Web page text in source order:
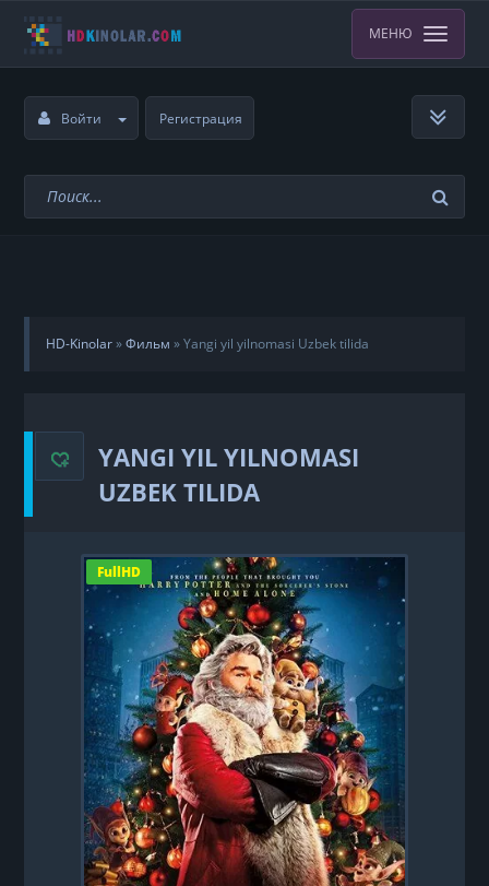
МЕНЮ
Войти Регистрация
HD-Kinolar»Фильм »Yangi yil yilnomasi Uzbek tilida
YANGI YIL YILNOMASI
UZBEK TILIDA
FullHD